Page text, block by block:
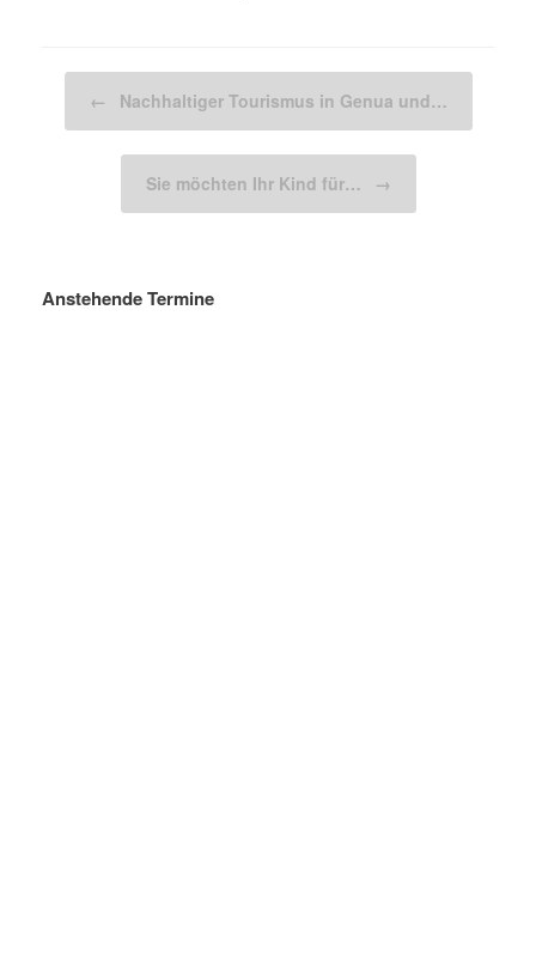
← Nachhaltiger Tourismus in Genua und…
Sie möchten Ihr Kind für… →
Anstehende Termine